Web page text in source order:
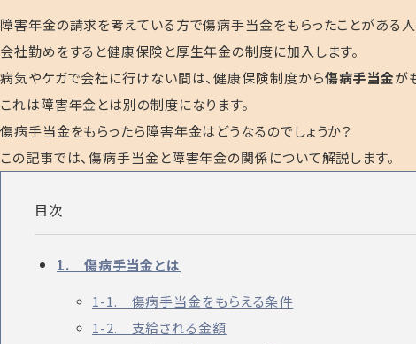
障害年金の請求を考えている方で傷病手当金をもらったことがある
会社勤めをすると健康保険と厚生年金の制度に加入します。
病気やケガで会社に行けない間は、健康保険制度から傷病手当金
これは障害年金とは別の制度になります。
傷病手当金をもらったら障害年金はどうなるのでしょうか？
この記事では、傷病手当金と障害年金の関係について解説します。
目次
1. 傷病手当金とは
1-1. 傷病手当金をもらえる条件
1-2. 支給される金額